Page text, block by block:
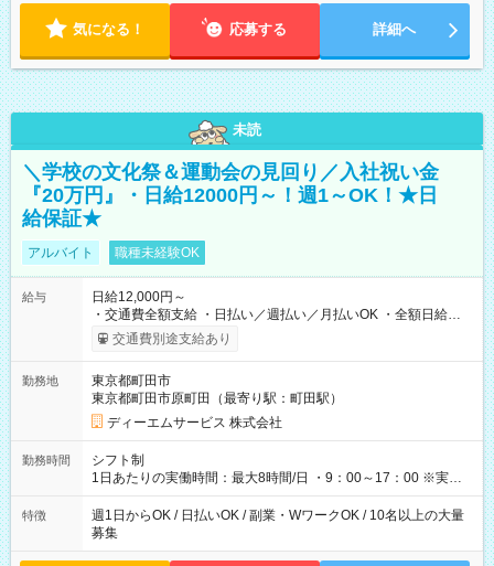
気になる！ 応募する 詳細へ
未読
＼学校の文化祭＆運動会の見回り／入社祝い金
『20万円』・日給12000円～！週1～OK！★日
給保証★
アルバイト 職種未経験OK
給与
日給12,000円～
・交通費全額支給 ・日払い／週払い／月払いOK ・全額日給保
証あり ・－・－・－・－・－・－・－・－・－・－・ ★☆入社
祝金20万円★☆ ※1勤務毎に2000円ずつ支給！ ※100勤務目で合
－・－・－・－・－・ ≪給与例≫ 月22日働いた場合 月給：26
万4，000円 ＝12，000円×22日 ※別途交通費 ----- ■法定研修：
20時間×1，226円／合計24，520円支給 『お弁当』支給もあり♪
【試用期間】試用期間なし
交通費別途支給あり
勤務地
東京都町田市
東京都町田市原町田（最寄り駅：町田駅）
ディーエムサービス 株式会社
勤務時間
シフト制
1日あたりの実働時間：最大8時間/日 ・9：00～17：00 ※実働8
時間・休憩1時間 ⇒実は…16時くらいには終わっちゃうことがほ
とんどです！ ★早く勤務が終わっても日給保証あり！
特徴
週1日からOK / 日払いOK / 副業・WワークOK / 10名以上の大量
募集